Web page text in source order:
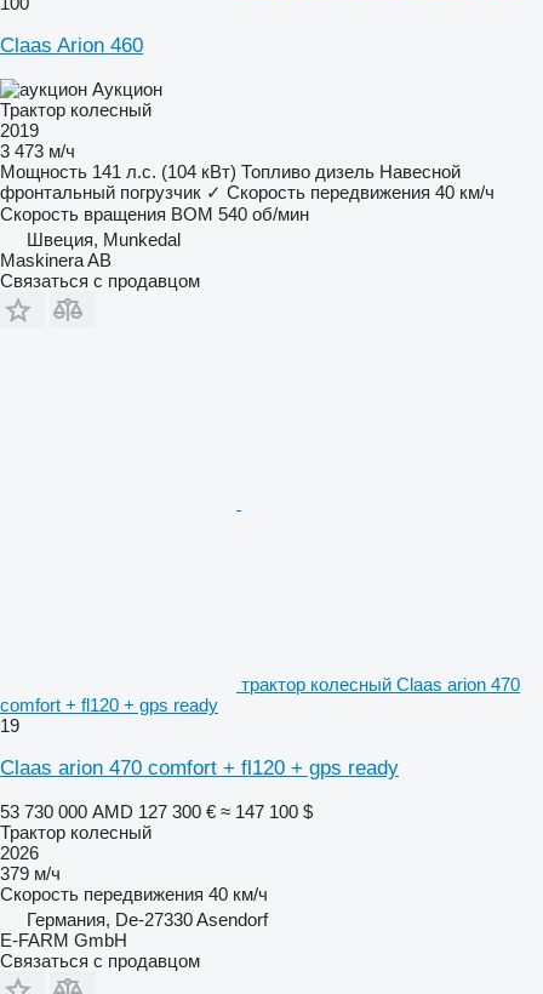
Claas Arion 460
Аукцион
Трактор колесный
2019
3 473 м/ч
Мощность 141 л.с. (104 кВт) Топливо дизель Навесной
фронтальный погрузчик ✓ Скорость передвижения 40 км/ч
Скорость вращения ВОМ 540 об/мин
Швеция, Munkedal
Maskinera AB
Связаться с продавцом
трактор колесный Claas arion 470
comfort + fl120 + gps ready
19
Claas arion 470 comfort + fl120 + gps ready
53 730 000 AMD 127 300 € ≈ 147 100 $
Трактор колесный
2026
379 м/ч
Скорость передвижения 40 км/ч
Германия, De-27330 Asendorf
E-FARM GmbH
Связаться с продавцом